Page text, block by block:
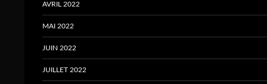
AVRIL 2022
MAI 2022
JUIN 2022
JUILLET 2022